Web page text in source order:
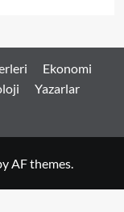
Ekonomi
Yazarlar
AF themes.